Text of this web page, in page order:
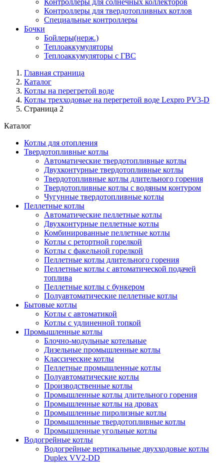
Контроллеры для солнечных коллекторов
Контроллеры для твердотопливных котлов
Специальные контроллеры
Бочки
Бойлеры(нерж.)
Теплоаккумуляторы
Теплоаккумуляторы с ГВС
Главная страница
Каталог
Котлы на перегретой воде
Котлы трехходовые на перегретой воде Lexpro PV3-D
Страница 2
Каталог
Котлы для отопления
Твердотопливные котлы
Автоматические твердотопливные котлы
Двухконтурные твердотопливные котлы
Твердотопливные котлы длительного горения
Твердотопливные котлы с водяным контуром
Чугунные твердотопливные котлы
Пеллетные котлы
Автоматические пеллетные котлы
Двухконтурные пеллетные котлы
Комбинированные пеллетные котлы
Котлы с ретортной горелкой
Котлы с факельной горелкой
Пеллетные котлы длительного горения
Пеллетные котлы с автоматической подачей
топлива
Пеллетные котлы с бункером
Полуавтоматические пеллетные котлы
Бытовые котлы
Котлы с автоматикой
Котлы с удлиненной топкой
Промышленные котлы
Блочно-модульные котельные
Дизельные промышленные котлы
Классические котлы
Пеллетные промышленные котлы
Полуавтоматические котлы
Производственные котлы
Промышленные котлы длительного горения
Промышленные котлы на дровах
Промышленные пиролизные котлы
Промышленные твердотопливные котлы
Промышленные угольные котлы
Водогрейные котлы
Водогрейные вертикальные двухходовые котлы
Duplex VV2-DD